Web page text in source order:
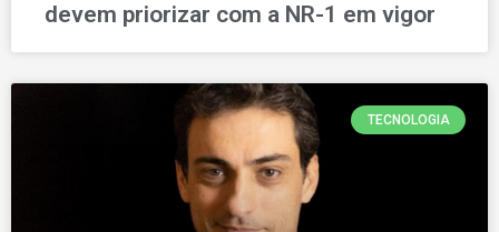
devem priorizar com a NR-1 em vigor
TECNOLOGIA